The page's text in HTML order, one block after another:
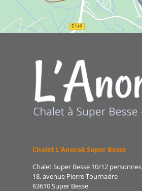
Chalet L'Anorak Super Besse
Chalet Super Besse 10/12 personnes
18, avenue Pierre Tournadre
63610 Super Besse